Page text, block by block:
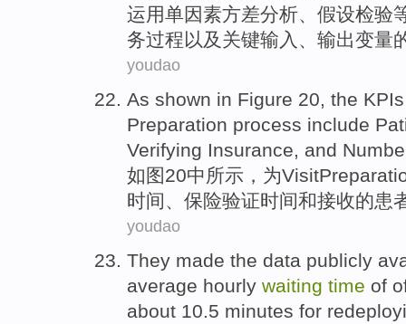
运用单因素方差分析、假设检验
务过程以及关键输入、输出变量
youdao
As shown in Figure 20, the KPIs
Preparation process include
Verifying Insurance, and
如图20中所示， 为Visit
时间、 保险验证时间和接收的患
youdao
They made the data publicly
average hourly waiting time of
about 10.5 minutes for